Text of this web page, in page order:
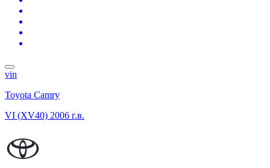
vin
Toyota Camry
VI (XV40) 2006 г.в.